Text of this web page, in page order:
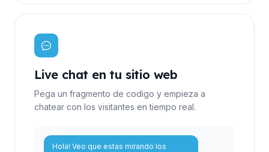
Live chat en tu sitio web
Pega un fragmento de codigo y empieza a
chatear con los visitantes en tiempo real.
Hola! Veo que estas mirando los